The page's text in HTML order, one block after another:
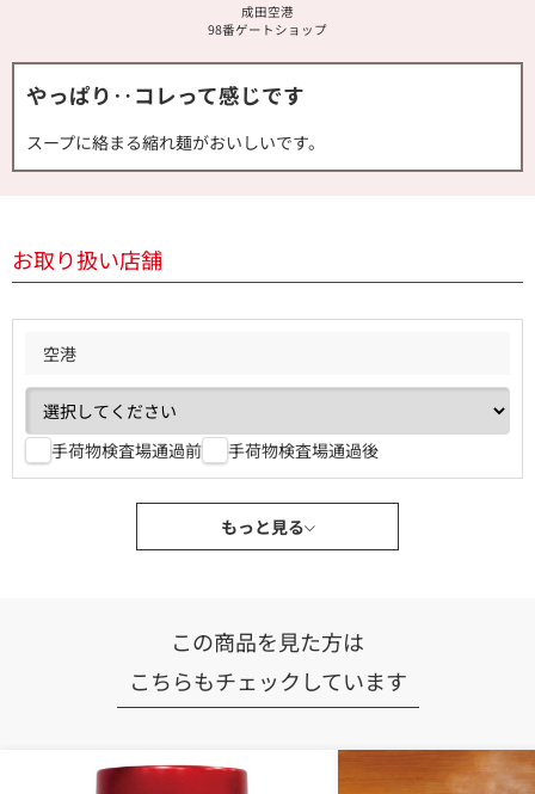
成田空港
98番ゲートショップ
やっぱり‥コレって感じです
スープに絡まる縮れ麺がおいしいです。
お取り扱い店舗
空港
手荷物検査場通過前 手荷物検査場通過後
もっと見る
この商品を見た方は
こちらもチェックしています